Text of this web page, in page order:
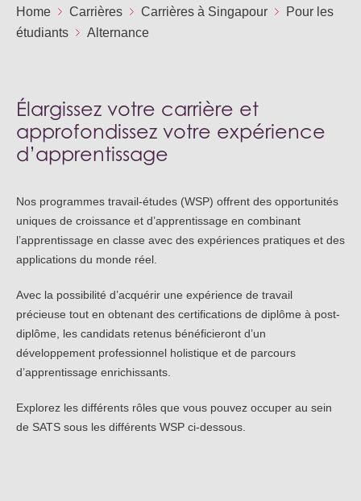
Carrières
EN ES IT
Home Carrières Carrières à Singapour
Pour les
étudiants
Alternance
Élargissez votre carrière et
approfondissez votre expérience
d’apprentissage
Nos programmes travail-études (WSP) offrent des opportunités
uniques de croissance et d’apprentissage en combinant
l’apprentissage en classe avec des expériences pratiques et des
applications du monde réel.
Avec la possibilité d’acquérir une expérience de travail
précieuse tout en obtenant des certifications de diplôme à post-
diplôme, les candidats retenus bénéficieront d’un
développement professionnel holistique et de parcours
d’apprentissage enrichissants.
Explorez les différents rôles que vous pouvez occuper au sein
de SATS sous les différents WSP ci-dessous.